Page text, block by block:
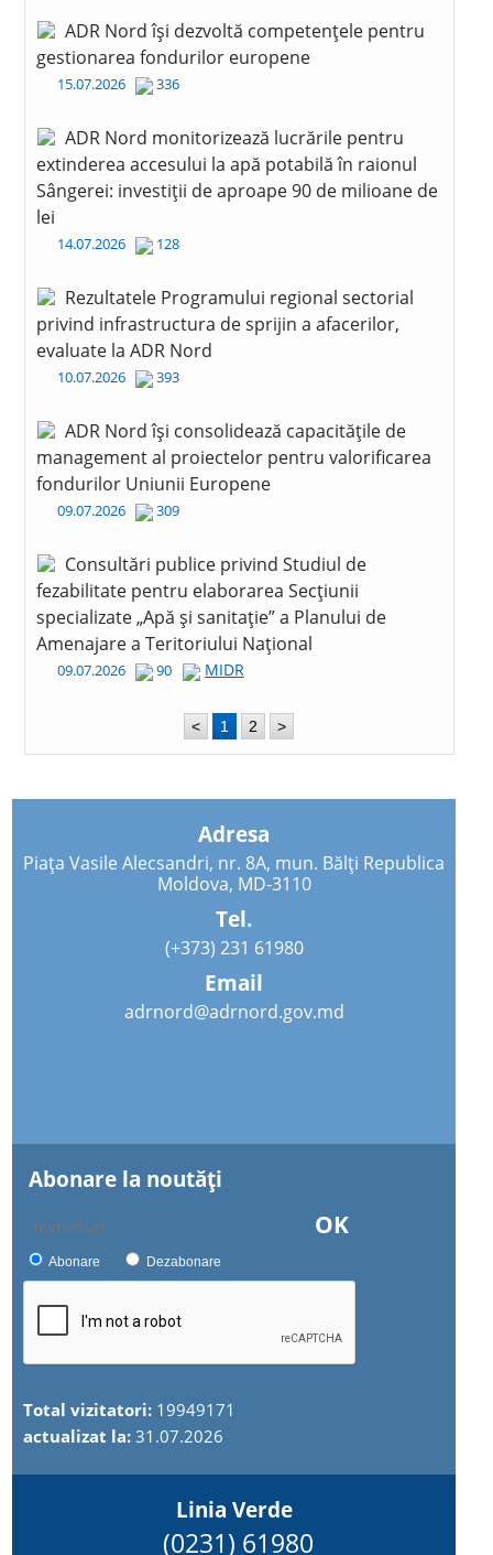
ADR Nord își dezvoltă competențele pentru
gestionarea fondurilor europene
15.07.2026 336
ADR Nord monitorizează lucrările pentru
extinderea accesului la apă potabilă în raionul
Sângerei: investiții de aproape 90 de milioane de
lei
14.07.2026 128
Rezultatele Programului regional sectorial
privind infrastructura de sprijin a afacerilor,
evaluate la ADR Nord
10.07.2026 393
ADR Nord își consolidează capacitățile de
management al proiectelor pentru valorificarea
fondurilor Uniunii Europene
09.07.2026 309
Consultări publice privind Studiul de
fezabilitate pentru elaborarea Secțiunii
specializate „Apă și sanitație” a Planului de
Amenajare a Teritoriului Național
09.07.2026 90 MIDR
< 1 2 >
Adresa
Piața Vasile Alecsandri, nr. 8A, mun. Bălți Republica
Moldova, MD-3110
Tel.
(+373) 231 61980
Email
adrnord@adrnord.gov.md
Abonare la noutăţi
OK
Abonare Dezabonare
Total vizitatori: 19949171
actualizat la:31.07.2026
Linia Verde
(0231) 61980